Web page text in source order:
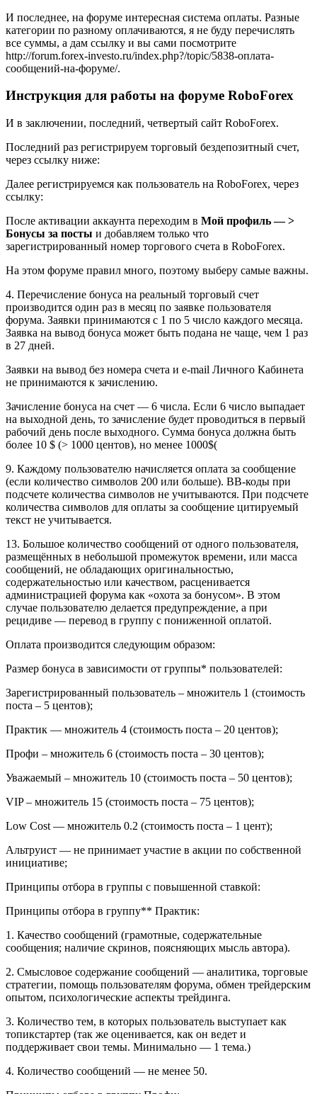
И последнее, на форуме интересная система оплаты. Разные
категории по разному оплачиваются, я не буду перечислять
все суммы, а дам ссылку и вы сами посмотрите
http://forum.forex-investo.ru/index.php?/topic/5838-оплата-
сообщений-на-форуме/.
Инструкция для работы на форуме RoboForex
И в заключении, последний, четвертый сайт RoboForex.
Последний раз регистрируем торговый бездепозитный счет,
через ссылку ниже:
Далее регистрируемся как пользователь на RoboForex, через
ссылку:
После активации аккаунта переходим в Мой профиль — >
Бонусы за посты и добавляем только что
зарегистрированный номер торгового счета в RoboForex.
На этом форуме правил много, поэтому выберу самые важны.
4. Перечисление бонуса на реальный торговый счет
производится один раз в месяц по заявке пользователя
форума. Заявки принимаются с 1 по 5 число каждого месяца.
Заявка на вывод бонуса может быть подана не чаще, чем 1 раз
в 27 дней.
Заявки на вывод без номера счета и e-mail Личного Кабинета
не принимаются к зачислению.
Зачисление бонуса на счет — 6 числа. Если 6 число выпадает
на выходной день, то зачисление будет проводиться в первый
рабочий день после выходного. Сумма бонуса должна быть
более 10 $ (> 1000 центов), но менее 1000$(
9. Каждому пользователю начисляется оплата за сообщение
(если количество символов 200 или больше). BB-коды при
подсчете количества символов не учитываются. При подсчете
количества символов для оплаты за сообщение цитируемый
текст не учитывается.
13. Большое количество сообщений от одного пользователя,
размещённых в небольшой промежуток времени, или масса
сообщений, не обладающих оригинальностью,
содержательностью или качеством, расценивается
администрацией форума как «охота за бонусом». В этом
случае пользователю делается предупреждение, а при
рецидиве — перевод в группу с пониженной оплатой.
Оплата производится следующим образом:
Размер бонуса в зависимости от группы* пользователей:
Зарегистрированный пользователь – множитель 1 (стоимость
поста – 5 центов);
Практик — множитель 4 (стоимость поста – 20 центов);
Профи – множитель 6 (стоимость поста – 30 центов);
Уважаемый – множитель 10 (стоимость поста – 50 центов);
VIP – множитель 15 (стоимость поста – 75 центов);
Low Cost — множитель 0.2 (стоимость поста – 1 цент);
Альтруист — не принимает участие в акции по собственной
инициативе;
Принципы отбора в группы с повышенной ставкой:
Принципы отбора в группу** Практик:
1. Качество сообщений (грамотные, содержательные
сообщения; наличие скринов, поясняющих мысль автора).
2. Смысловое содержание сообщений — аналитика, торговые
стратегии, помощь пользователям форума, обмен трейдерским
опытом, психологические аспекты трейдинга.
3. Количество тем, в которых пользователь выступает как
топикстартер (так же оценивается, как он ведет и
поддерживает свои темы. Минимально — 1 тема.)
4. Количество сообщений — не менее 50.